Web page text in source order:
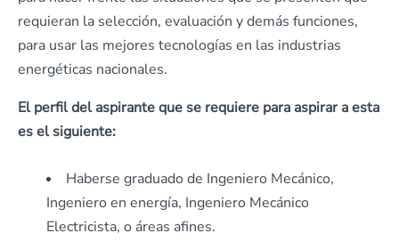
requieran la selección, evaluación y demás funciones,
para usar las mejores tecnologías en las industrias
energéticas nacionales.
El perfil del aspirante que se requiere para aspirar a esta
es el siguiente:
Haberse graduado de Ingeniero Mecánico,
Ingeniero en energía, Ingeniero Mecánico
Electricista, o áreas afines.